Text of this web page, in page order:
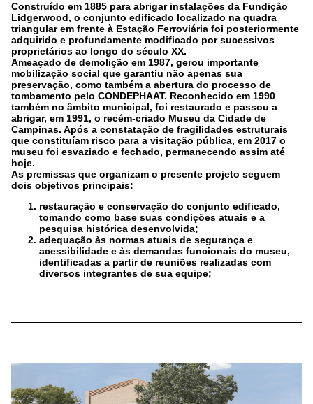
Construído em 1885 para abrigar instalações da Fundição
Lidgerwood, o conjunto edificado localizado na quadra
triangular em frente à Estação Ferroviária foi posteriormente
adquirido e profundamente modificado por sucessivos
proprietários ao longo do século XX.
Ameaçado de demolição em 1987, gerou importante
mobilização social que garantiu não apenas sua
preservação, como também a abertura do processo de
tombamento pelo CONDEPHAAT. Reconhecido em 1990
também no âmbito municipal, foi restaurado e passou a
abrigar, em 1991, o recém-criado Museu da Cidade de
Campinas. Após a constatação de fragilidades estruturais
que constituíam risco para a visitação pública, em 2017 o
museu foi esvaziado e fechado, permanecendo assim até
hoje.
As premissas que organizam o presente projeto seguem
dois objetivos principais:
restauração e conservação do conjunto edificado,
tomando como base suas condições atuais e a
pesquisa histórica desenvolvida;
adequação às normas atuais de segurança e
acessibilidade e às demandas funcionais do museu,
identificadas a partir de reuniões realizadas com
diversos integrantes de sua equipe;